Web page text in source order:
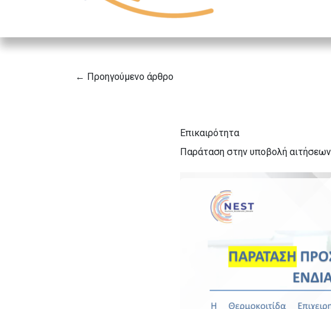
← Προηγούμενο άρθρο
Επικαιρότητα
Παράταση στην υποβολή